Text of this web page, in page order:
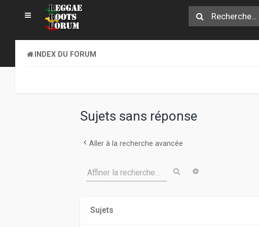
INDEX DU FORUM
Sujets sans réponse
Aller à la recherche avancée
Affiner la recherche… Rechercher
Sujets